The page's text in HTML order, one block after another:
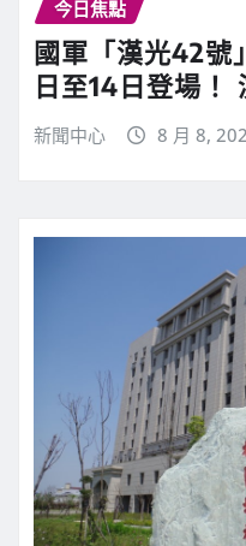
今日焦點
國軍「漢光42號
日至14日登場！
新聞中心 8 月 8,